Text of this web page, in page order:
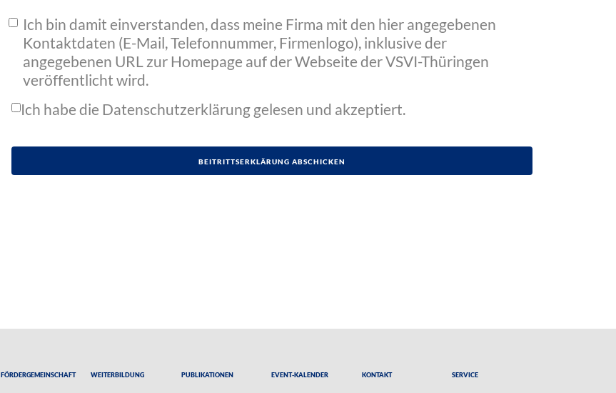
Ich bin damit einverstanden, dass meine Firma mit den hier angegebenen
Kontaktdaten (E-Mail, Telefonnummer, Firmenlogo), inklusive der
angegebenen URL zur Homepage auf der Webseite der VSVI-Thüringen
veröffentlicht wird.
Ich habe die Datenschutzerklärunggelesen und akzeptiert.
Fördergemeinschaft Weiterbildung Publikationen Event-Kalender Kontakt Service